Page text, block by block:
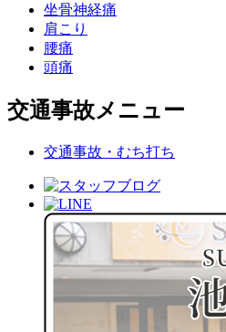
坐骨神経痛
肩こり
腰痛
頭痛
交通事故メニュー
交通事故・むち打ち